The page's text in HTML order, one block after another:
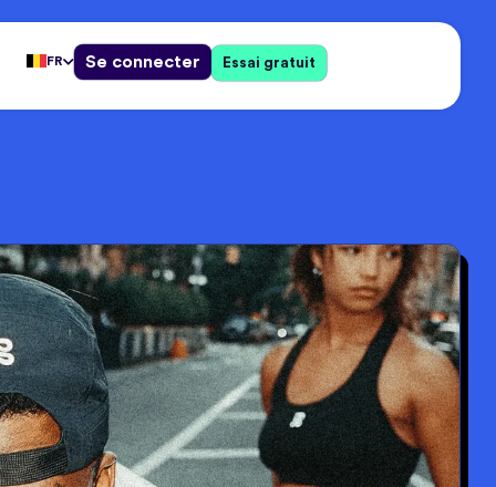
FR Se connecter Essai gratuit